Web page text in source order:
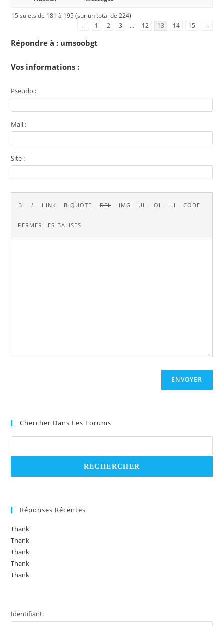
15 sujets de 181 à 195 (sur un total de 224)
←
1 2 3 … 12 13 14 15 →
Répondre à : umsoobgt
Vos informations :
Pseudo :
Mail :
Site :
ENVOYER
Chercher Dans Les Forums
Réponses Récentes
Thank
Thank
Thank
Thank
Thank
Identifiant: